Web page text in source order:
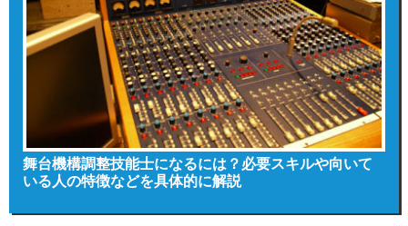
舞台機構調整技能士になるには？必要スキルや向いて
いる人の特徴などを具体的に解説